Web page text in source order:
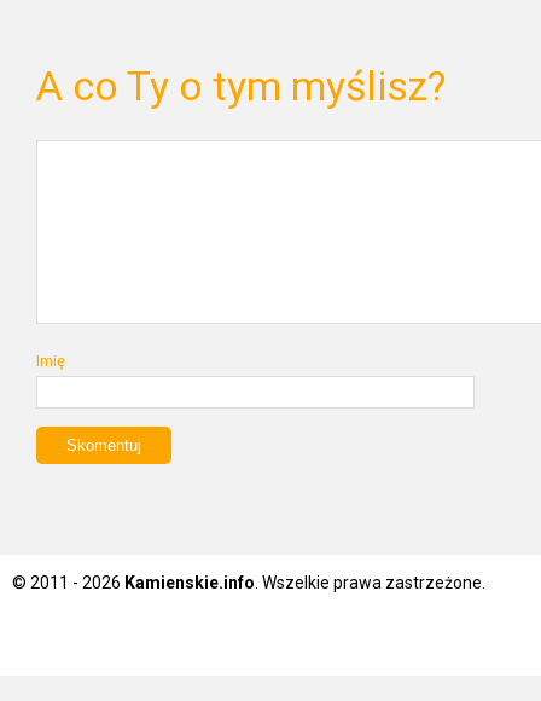
A co Ty o tym myślisz?
Imię
© 2011 - 2026 Kamienskie.info. Wszelkie prawa zastrzeżone.